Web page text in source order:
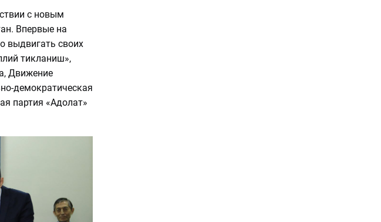
с новым
Впервые на
выдвигать своих
тикланиш»,
Движение
демократическая
партия «Адолат»